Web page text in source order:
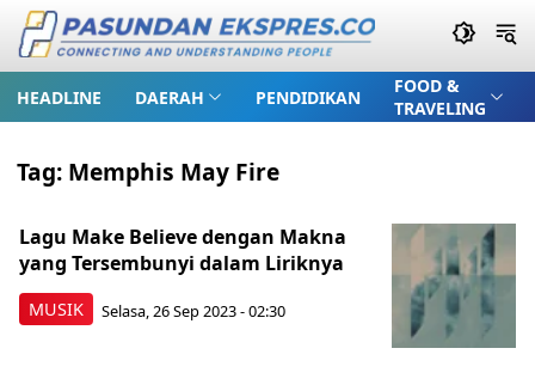
HEADLINE DAERAH PENDIDIKAN
FOOD &
TRAVELING
Tag: Memphis May Fire
MUSIK
Lagu Make Believe dengan Makna
yang Tersembunyi dalam Liriknya
Selasa, 26 Sep 2023 - 02:30